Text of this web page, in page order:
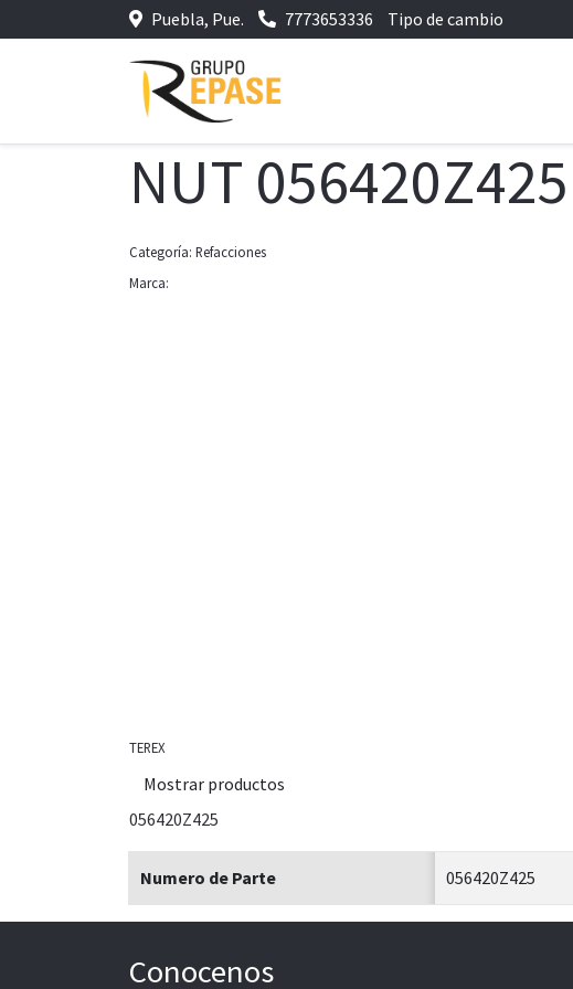
Puebla, Pue. 7773653336 Tipo de cambio
NUT 056420Z425
Categoría: Refacciones
Marca:
TEREX
Mostrar productos
056420Z425
Numero de Parte 056420Z425
Conocenos